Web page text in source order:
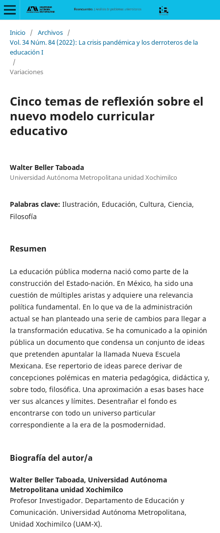
Inicio / Archivos /
Vol. 34 Núm. 84 (2022): La crisis pandémica y los derroteros de la
educación I
/
Variaciones
Cinco temas de reflexión sobre el
nuevo modelo curricular
educativo
Walter Beller Taboada
Universidad Autónoma Metropolitana unidad Xochimilco
Palabras clave: Ilustración, Educación, Cultura, Ciencia,
Filosofía
Resumen
La educación pública moderna nació como parte de la
construcción del Estado-nación. En México, ha sido una
cuestión de múltiples aristas y adquiere una relevancia
política fundamental. En lo que va de la administración
actual se han planteado una serie de cambios para llegar a
la transformación educativa. Se ha comunicado a la opinión
pública un documento que condensa un conjunto de ideas
que pretenden apuntalar la llamada Nueva Escuela
Mexicana. Ese repertorio de ideas parece derivar de
concepciones polémicas en materia pedagógica, didáctica y,
sobre todo, filosófica. Una aproximación a esas bases hace
ver sus alcances y límites. Desentrañar el fondo es
encontrarse con todo un universo particular
correspondiente a la era de la posmodernidad.
Biografía del autor/a
Walter Beller Taboada, Universidad Autónoma
Metropolitana unidad Xochimilco
Profesor Investigador. Departamento de Educación y
Comunicación. Universidad Autónoma Metropolitana,
Unidad Xochimilco (UAM-X).